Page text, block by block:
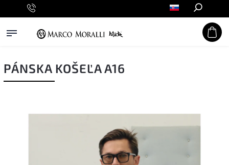
Hľadať
PÁNSKA KOŠEĽA A16